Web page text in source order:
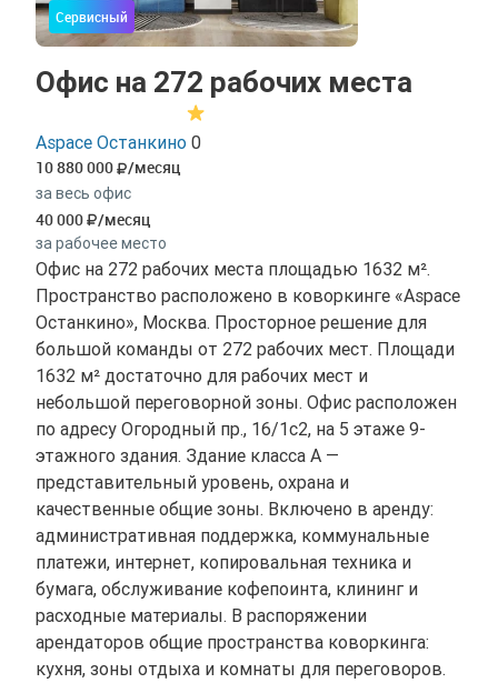
Сервисный
Офис на 272 рабочих места
Aspace Останкино 0
10 880 000 /месяц
за весь офис
40 000 /месяц
за рабочее место
Офис на 272 рабочих места площадью 1632 м².
Пространство расположено в коворкинге «Aspace
Останкино», Москва. Просторное решение для
большой команды от 272 рабочих мест. Площади
1632 м² достаточно для рабочих мест и
небольшой переговорной зоны. Офис расположен
по адресу Огородный пр., 16/1с2, на 5 этаже 9-
этажного здания. Здание класса A —
представительный уровень, охрана и
качественные общие зоны. Включено в аренду:
административная поддержка, коммунальные
платежи, интернет, копировальная техника и
бумага, обслуживание кофепоинта, клининг и
расходные материалы. В распоряжении
арендаторов общие пространства коворкинга:
кухня, зоны отдыха и комнаты для переговоров.